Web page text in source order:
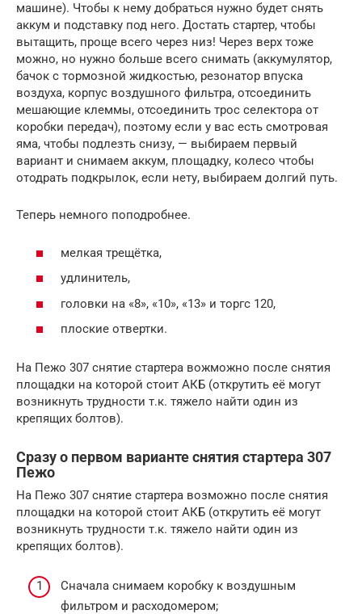
машине). Чтобы к нему добраться нужно будет снять
аккум и подставку под него. Достать стартер, чтобы
вытащить, проще всего через низ! Через верх тоже
можно, но нужно больше всего снимать (аккумулятор,
бачок с тормозной жидкостью, резонатор впуска
воздуха, корпус воздушного фильтра, отсоединить
мешающие клеммы, отсоединить трос селектора от
коробки передач), поэтому если у вас есть смотровая
яма, чтобы подлезть снизу, — выбираем первый
вариант и снимаем аккум, площадку, колесо чтобы
отодрать подкрылок, если нету, выбираем долгий путь.
Теперь немного поподробнее.
мелкая трещётка,
удлинитель,
головки на «8», «10», «13» и торгс 120,
плоские отвертки.
На Пежо 307 снятие стартера вожможно после снятия
площадки на которой стоит АКБ (открутить её могут
возникнуть трудности т.к. тяжело найти один из
крепящих болтов).
Сразу о первом варианте снятия стартера 307
Пежо
На Пежо 307 снятие стартера возможно после снятия
площадки на которой стоит АКБ (открутить её могут
возникнуть трудности т.к. тяжело найти один из
крепящих болтов).
Сначала снимаем коробку к воздушным
фильтром и расходомером;